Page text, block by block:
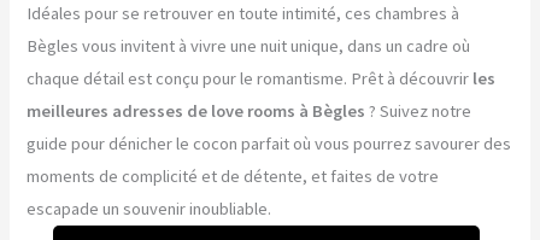
Idéales pour se retrouver en toute intimité, ces chambres à
Bègles vous invitent à vivre une nuit unique, dans un cadre où
chaque détail est conçu pour le romantisme. Prêt à découvrir les
meilleures adresses de love rooms à Bègles ? Suivez notre
guide pour dénicher le cocon parfait où vous pourrez savourer des
moments de complicité et de détente, et faites de votre
escapade un souvenir inoubliable.